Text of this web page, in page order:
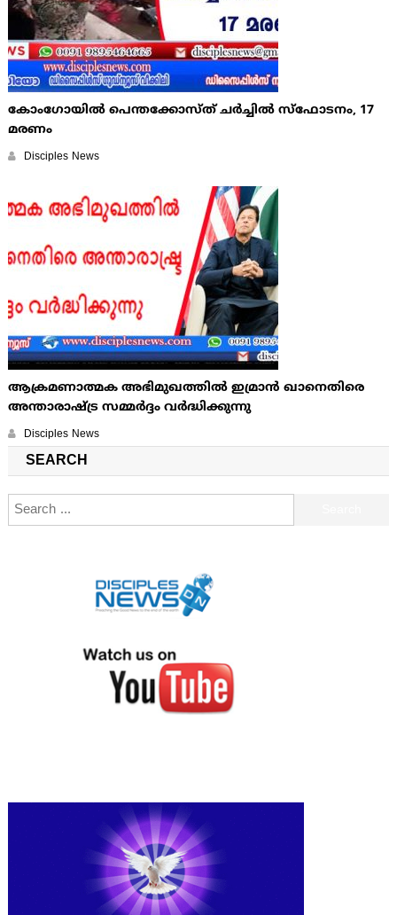
കോംഗോയില്‍ പെന്തക്കോസ്ത് ചര്‍ച്ചില്‍ സ്ഫോടനം, 17
മരണം
Disciples News
ആക്രമണാത്മക അഭിമുഖത്തിൽ ഇമ്രാൻ ഖാനെതിരെ
അന്താരാഷ്ട്ര സമ്മർദ്ദം വർദ്ധിക്കുന്നു
Disciples News
SEARCH